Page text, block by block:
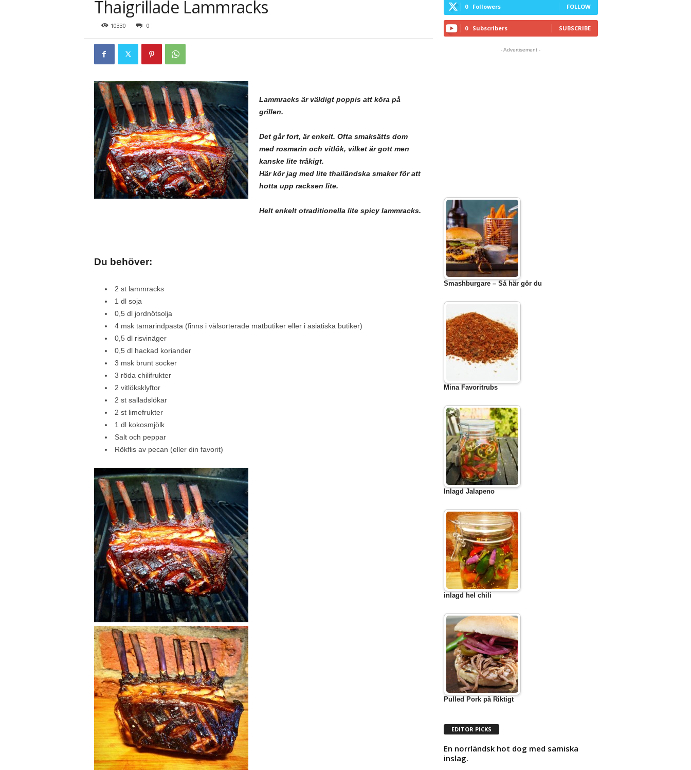
Thaigrillade Lammracks
10330 0
Lammracks är väldigt poppis att köra på
grillen.
Det går fort, är enkelt. Ofta smaksätts dom
med rosmarin och vitlök, vilket är gott men
kanske lite tråkigt.
Här kör jag med lite thailändska smaker för att
hotta upp racksen lite.
Helt enkelt otraditionella lite spicy lammracks.
Du behöver:
2 st lammracks
1 dl soja
0,5 dl jordnötsolja
4 msk tamarindpasta (finns i välsorterade matbutiker eller i asiatiska butiker)
0,5 dl risvinäger
0,5 dl hackad koriander
3 msk brunt socker
3 röda chilifrukter
2 vitlöksklyftor
2 st salladslökar
2 st limefrukter
1 dl kokosmjölk
Salt och peppar
Rökflis av pecan (eller din favorit)
0 Followers FOLLOW
0 Subscribers SUBSCRIBE
- Advertisement -
Smashburgare – Så här gör du
Mina Favoritrubs
Inlagd Jalapeno
inlagd hel chili
Pulled Pork på Riktigt
EDITOR PICKS
En norrländsk hot dog med samiska
inslag.